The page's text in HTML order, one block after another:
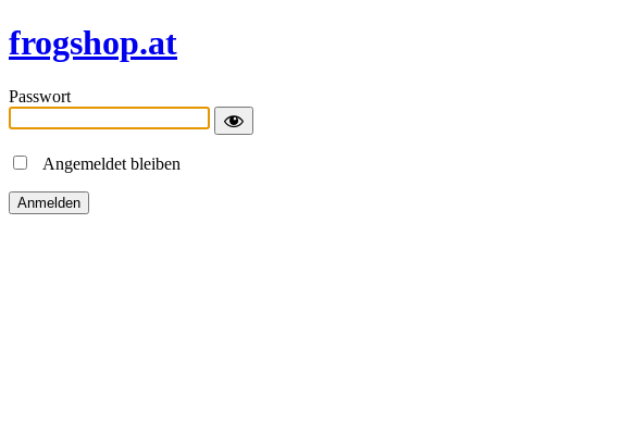
frogshop.at
Passwort
Angemeldet bleiben